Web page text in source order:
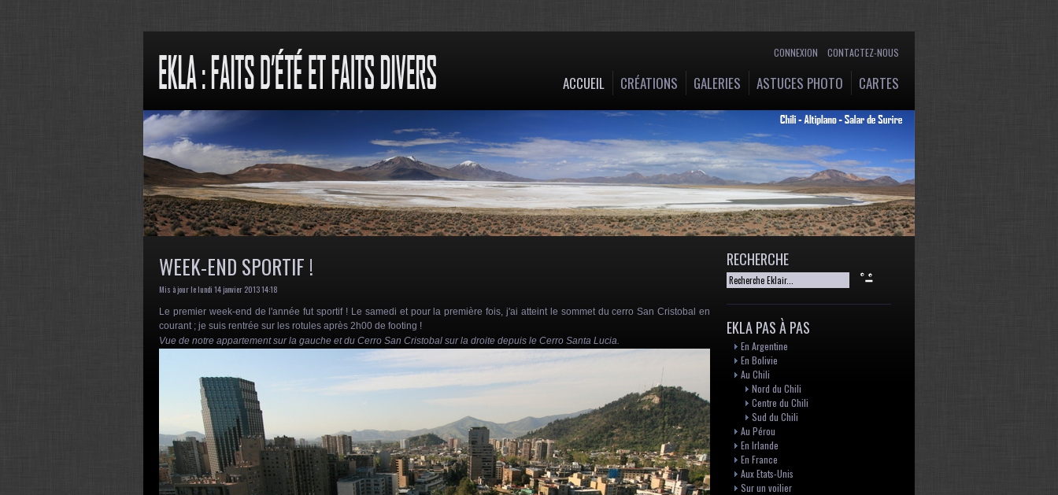
CONNEXION CONTACTEZ-NOUS
ACCUEIL CRÉATIONS GALERIES ASTUCES PHOTO CARTES
WEEK-END SPORTIF !
Mis à jour le lundi 14 janvier 2013 14:18
Le premier week-end de l'année fut sportif ! Le samedi et pour la première fois, j'ai atteint le sommet du cerro San Cristobal en
courant ; je suis rentrée sur les rotules après 2h00 de footing !
Vue de notre appartement sur la gauche et du Cerro San Cristobal sur la droite depuis le Cerro Santa Lucia.
RECHERCHE
EKLA PAS À PAS
En Argentine
En Bolivie
Au Chili
Nord du Chili
Centre du Chili
Sud du Chili
Au Pérou
En Irlande
En France
Aux Etats-Unis
Sur un voilier